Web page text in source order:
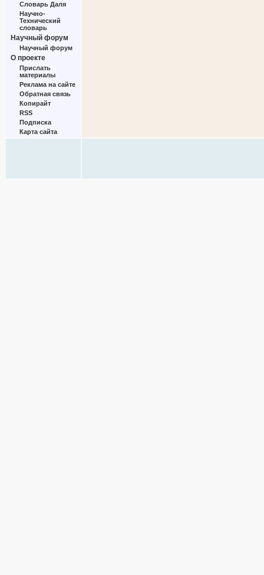
Словарь Даля
Научно-
Технический
словарь
Научный форум
Научный форум
О проекте
Прислать
материалы
Реклама на сайте
Обратная связь
Копирайт
RSS
Подписка
Карта сайта